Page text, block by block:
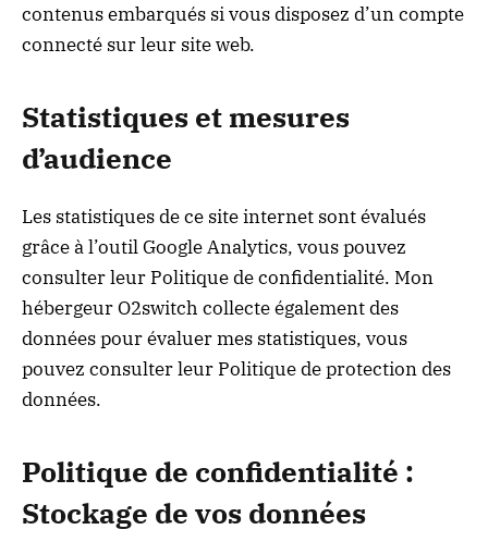
contenus embarqués si vous disposez d’un compte
connecté sur leur site web.
Statistiques et mesures
d’audience
Les statistiques de ce site internet sont évalués
grâce à l’outil Google Analytics, vous pouvez
consulter leur Politique de confidentialité. Mon
hébergeur O2switch collecte également des
données pour évaluer mes statistiques, vous
pouvez consulter leur Politique de protection des
données.
Politique de confidentialité :
Stockage de vos données